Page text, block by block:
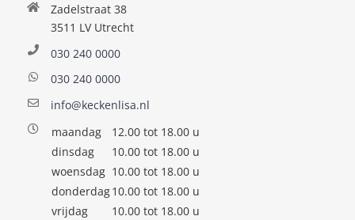
Zadelstraat 38
3511 LV Utrecht
030 240 0000
030 240 0000
info@keckenlisa.nl
maandag
12.00 tot 18.00 u
dinsdag
10.00 tot 18.00 u
woensdag 10.00 tot 18.00 u
donderdag10.00 tot 18.00 u
vrijdag
10.00 tot 18.00 u